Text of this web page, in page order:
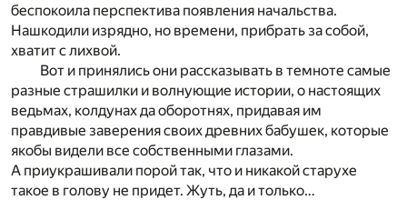
беспокоила перспектива появления начальства.
Нашкодили изрядно, но времени, прибрать за собой,
хватит с лихвой.
Вот и принялись они рассказывать в темноте самые
разные страшилки и волнующие истории, о настоящих
ведьмах, колдунах да оборотнях, придавая им
правдивые заверения своих древних бабушек, которые
якобы видели все собственными глазами.
А приукрашивали порой так, что и никакой старухе
такое в голову не придет. Жуть, да и только…